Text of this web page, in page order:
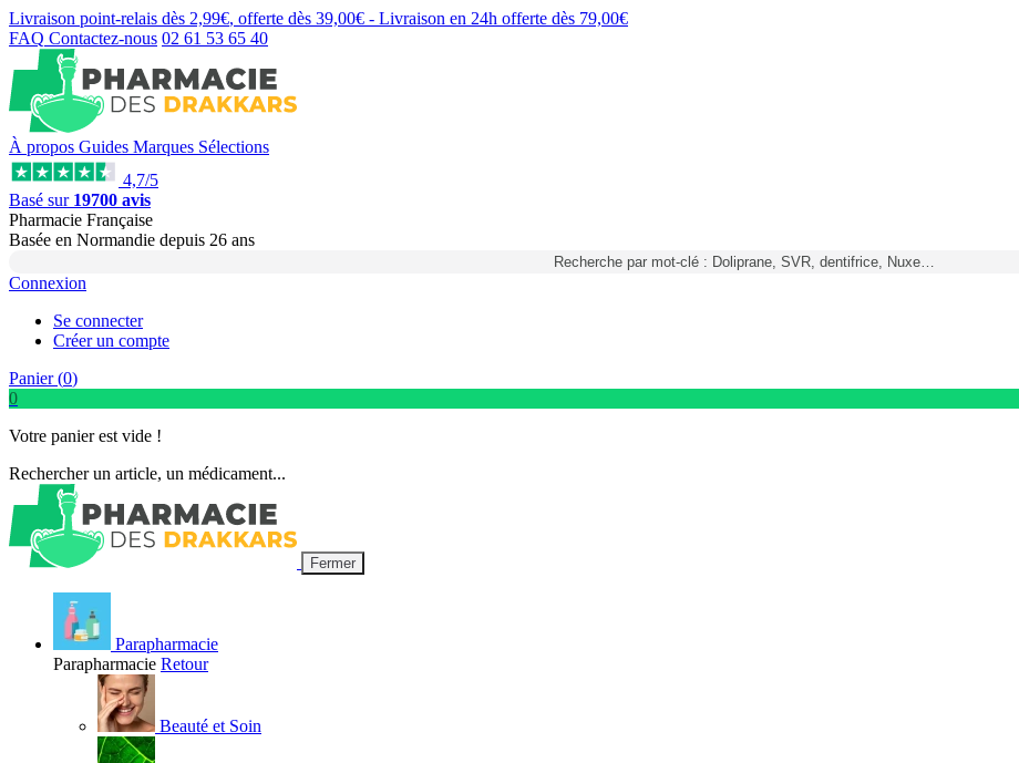
Livraison point-relais dès 2,99€, offerte dès 39,00€ - Livraison en 24h offerte dès 79,00€
FAQ Contactez-nous 02 61 53 65 40
À propos Guides Marques Sélections
4,7/5
Basé sur 19700 avis
Pharmacie Française
Basée en Normandie depuis 26 ans
Recherche par mot-clé : Doliprane, SVR, dentifrice, Nuxe…
Connexion
Se connecter
Créer un compte
Panier (0)
0
Votre panier est vide !
Rechercher un article, un médicament...
Fermer
Parapharmacie
Parapharmacie Retour
Beauté et Soin